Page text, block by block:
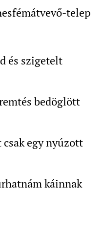
telep
és szigetelt
bedöglött
egy nyúzott
káinnak